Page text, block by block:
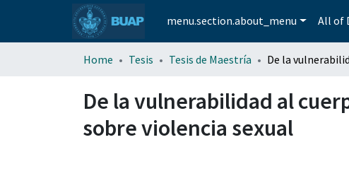
menu.section.about_menu All of
Home Tesis Tesis de Maestría
De la vulnerabilidad al
sobre violencia sexual